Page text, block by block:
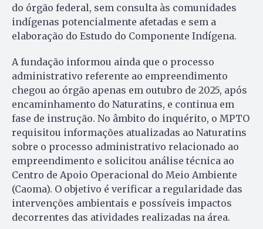
do órgão federal, sem consulta às comunidades
indígenas potencialmente afetadas e sem a
elaboração do Estudo do Componente Indígena.
A fundação informou ainda que o processo
administrativo referente ao empreendimento
chegou ao órgão apenas em outubro de 2025, após
encaminhamento do Naturatins, e continua em
fase de instrução. No âmbito do inquérito, o MPTO
requisitou informações atualizadas ao Naturatins
sobre o processo administrativo relacionado ao
empreendimento e solicitou análise técnica ao
Centro de Apoio Operacional do Meio Ambiente
(Caoma). O objetivo é verificar a regularidade das
intervenções ambientais e possíveis impactos
decorrentes das atividades realizadas na área.